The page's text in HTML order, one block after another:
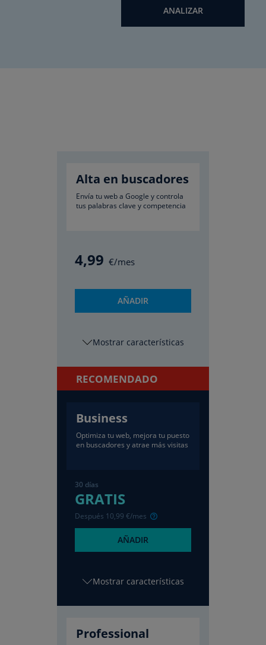
ANALIZAR
Alta en buscadores
Envía tu web a Google y controla
tus palabras clave y competencia
4,99 €/mes
AÑADIR
características
RECOMENDADO
Business
Optimiza tu web, mejora tu puesto
en buscadores y atrae más visitas
30 días
GRATIS
Después 10,99 €/mes
AÑADIR
características
Professional